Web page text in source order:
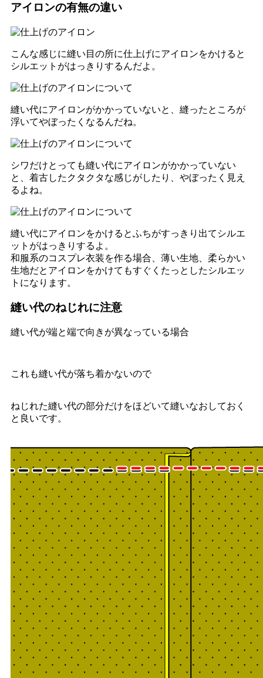
アイロンの有無の違い
こんな感じに縫い目の所に仕上げにアイロンをかけると
シルエットがはっきりするんだよ。
縫い代にアイロンがかかっていないと、縫ったところが
浮いてやぼったくなるんだね。
シワだけとっても縫い代にアイロンがかかっていない
と、着古したクタクタな感じがしたり、やぼったく見え
るよね。
縫い代にアイロンをかけるとふちがすっきり出てシルエ
ットがはっきりするよ。
和服系のコスプレ衣装を作る場合、薄い生地、柔らかい
生地だとアイロンをかけてもすぐくたっとしたシルエッ
トになります。
縫い代のねじれに注意
縫い代が端と端で向きが異なっている場合
これも縫い代が落ち着かないので
ねじれた縫い代の部分だけをほどいて縫いなおしておく
と良いです。